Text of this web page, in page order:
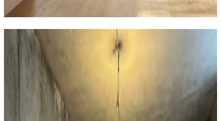
Hvad kan vi hjælpe dig med i
Frederikshavn?
Boligventilation
AirPro V2 decentral ventilation til private huse i
Frederikshavn. 97% varmegenvinding, 12 dB og WiFi-
styring. Den effektive løsning mod fugt i huset.